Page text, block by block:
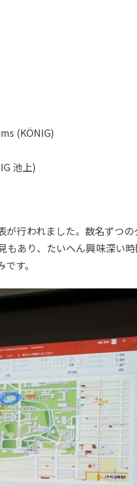
(KÖNIG)
池上)
行われました。数名ずつ
あり、たいへん興味深い
す。